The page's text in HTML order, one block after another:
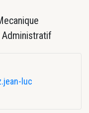
Administratif
luc